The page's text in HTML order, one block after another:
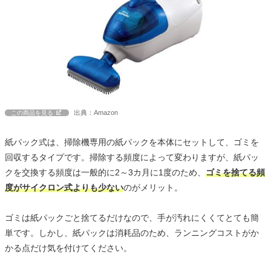
この商品を見る 出典：Amazon
紙パック式は、掃除機専用の紙パックを本体にセットして、ゴミを
回収するタイプです。掃除する頻度によって変わりますが、紙パッ
クを交換する頻度は一般的に2～3カ月に1度のため、 ゴミを捨てる頻
度がサイクロン式よりも少ないのがメリット。
ゴミは紙パックごと捨てるだけなので、手が汚れにくくてとても簡
単です。しかし、紙パックは消耗品のため、ランニングコストがか
かる点だけ気を付けてください。